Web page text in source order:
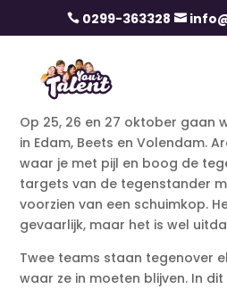
 0299-363328 
Op 25, 26 en 27 oktober gaan
in Edam, Beets en Volendam.
waar je met pijl en boog de
targets van de tegenstander
voorzien van een schuimkop.
gevaarlijk, maar het is wel
Twee teams staan tegenover
waar ze in moeten blijven. In